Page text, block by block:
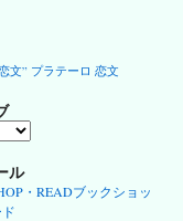
文” プラテーロ 恋文
ル
・READブックショッ